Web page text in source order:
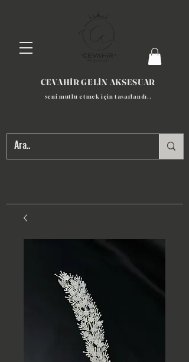
CEVAHİR GELİN AKSESUAR
seni mutlu etmek için tasarlandı​..